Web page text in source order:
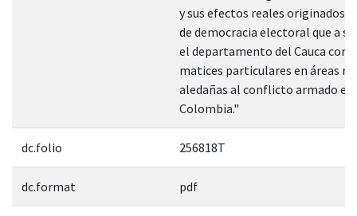
y sus efectos reales originados
de democracia electoral que a
el departamento del Cauca
matices particulares en áreas
aledañas al conflicto armado en
Colombia."
dc.folio 256818T
dc.format pdf